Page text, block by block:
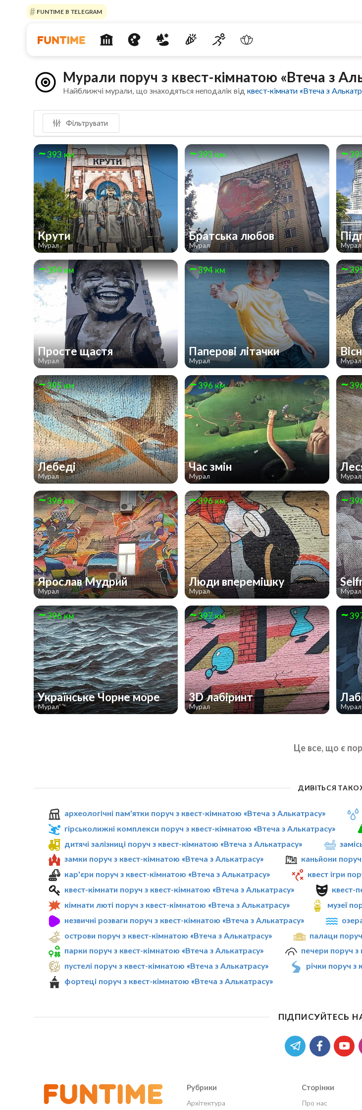
FUNTIME В TELEGRAM
Мурали поруч з квест-кімнатою «Втеча з
Найближчі мурали, що знаходяться неподалік відквест-кімнати «Втеча з
Фільтрувати
393 км
Крути
Мурал
393 км
Братська любов
Мурал Мурал
394 км
Просте щастя
Мурал
394 км
Паперові літачки
Мурал Мурал
395 км
Лебеді
Мурал
396 км
Час змін
Мурал Мурал
396 км
Ярослав Мудрий
Мурал
396 км
Люди вперемішку
Мурал Мурал
396 км
Українське Чорне море
Мурал
397 км
3D лабіринт
Мурал Мурал
Це все, що є
ДИВІТЬСЯ
археологічні пам'ятки поруч з квест-кімнатою «Втеча з Алькатрасу»
гірськолижні комплекси поруч з квест-кімнатою «Втеча з Алькатрасу»
дитячі залізниці поруч з квест-кімнатою «Втеча з Алькатрасу»
замки поруч з квест-кімнатою «Втеча з Алькатрасу»
каньйони
кар'єри поруч з квест-кімнатою «Втеча з Алькатрасу»
квест ігри
квест-кімнати поруч з квест-кімнатою «Втеча з Алькатрасу»
квест-
кімнати люті поруч з квест-кімнатою «Втеча з Алькатрасу»
музеї
незвичні розваги поруч з квест-кімнатою «Втеча з Алькатрасу»
острови поруч з квест-кімнатою «Втеча з Алькатрасу»
палаци
парки поруч з квест-кімнатою «Втеча з Алькатрасу»
печери поруч з
пустелі поруч з квест-кімнатою «Втеча з Алькатрасу»
річки поруч з
фортеці поруч з квест-кімнатою «Втеча з Алькатрасу»
ПІДПИСУЙТЕСЬ
Рубрики
Архітектура
Сторінки
Про нас